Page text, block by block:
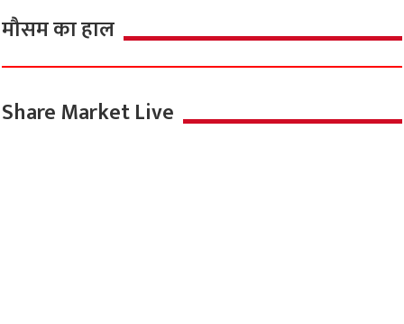
मौसम का हाल
Share Market Live